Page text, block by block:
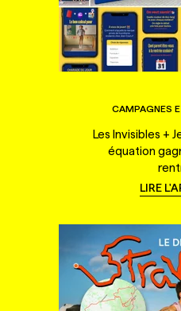
CAMPAGNES
Les Invisibles +
équation
LIRE